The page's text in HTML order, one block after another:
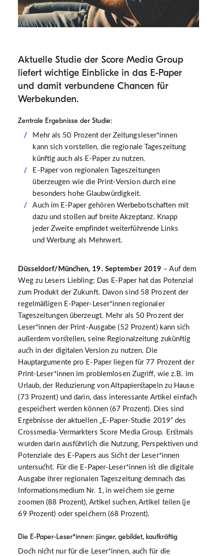
Aktuelle Studie der Score Media Group
liefert wichtige Einblicke in das E-Paper
und damit verbundene Chancen für
Werbekunden.
Zentrale Ergebnisse der Studie:
Mehr als 50 Prozent der Zeitungsleser*innen
kann sich vorstellen, die regionale Tageszeitung
künftig auch als E-Paper zu nutzen.
E-Paper von regionalen Tageszeitungen
überzeugen wie die Print-Version durch eine
besonders hohe Glaubwürdigkeit.
Auch im E-Paper gehören Werbebotschaften mit
dazu und stoßen auf breite Akzeptanz. Knapp
jeder Zweite empfindet weiterführende Links
und Werbung als Mehrwert.
Düsseldorf/München, 19. September 2019 – Auf dem
Weg zu Lesers Liebling: Das E-Paper hat das Potenzial
zum Produkt der Zukunft. Davon sind 58 Prozent der
regelmäßigen E-Paper-Leser*innen regionaler
Tageszeitungen überzeugt. Mehr als 50 Prozent der
Leser*innen der Print-Ausgabe (52 Prozent) kann sich
außerdem vorstellen, seine Regionalzeitung zukünftig
auch in der digitalen Version zu nutzen. Die
Hauptargumente pro E-Paper liegen für 77 Prozent der
Print-Leser*innen im problemlosen Zugriff, wie z.B. im
Urlaub, der Reduzierung von Altpapierstapeln zu Hause
(73 Prozent) und darin, dass interessante Artikel einfach
gespeichert werden können (67 Prozent). Dies sind
Ergebnisse der aktuellen „E-Paper-Studie 2019“ des
Crossmedia-Vermarkters Score Media Group. Erstmals
wurden darin ausführlich die Nutzung, Perspektiven und
Potenziale des E-Papers aus Sicht der Leser*innen
untersucht. Für die E-Paper-Leser*innen ist die digitale
Ausgabe ihrer regionalen Tageszeitung demnach das
Informationsmedium Nr. 1, in welchem sie gerne
zoomen (88 Prozent), Artikel suchen, Artikel teilen (je
69 Prozent) oder speichern (68 Prozent).
Die E-Paper-Leser*innen: jünger, gebildet, kaufkräftig
Doch nicht nur für die Leser*innen, auch für die